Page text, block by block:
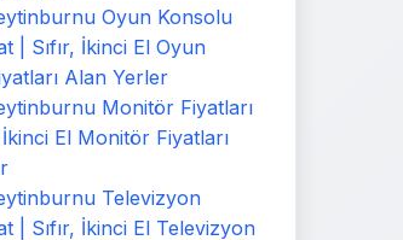
Oyun Konsolu
| Sıfır, İkinci El Oyun
Alan Yerler
Monitör Fiyatları
İkinci El Monitör Fiyatları
Televizyon
| Sıfır, İkinci El Televizyon